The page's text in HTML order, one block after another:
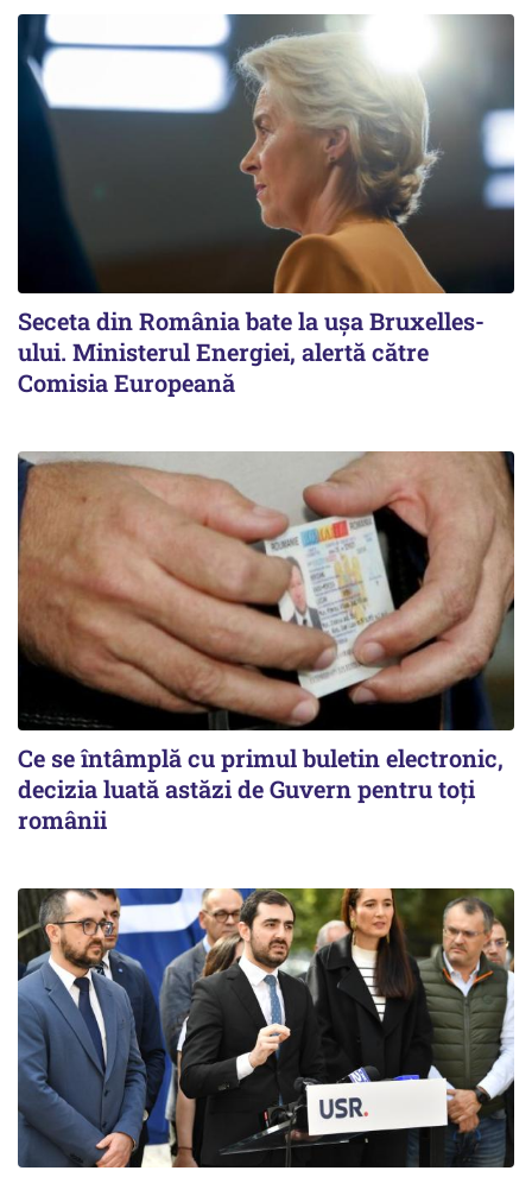
Seceta din România bate la ușa Bruxelles-
ului. Ministerul Energiei, alertă către
Comisia Europeană
Ce se întâmplă cu primul buletin electronic,
decizia luată astăzi de Guvern pentru toți
românii